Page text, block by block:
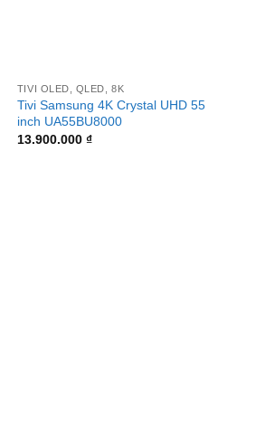
TIVI OLED, QLED, 8K
Tivi Samsung 4K Crystal UHD 55
inch UA55BU8000
13.900.000 ₫